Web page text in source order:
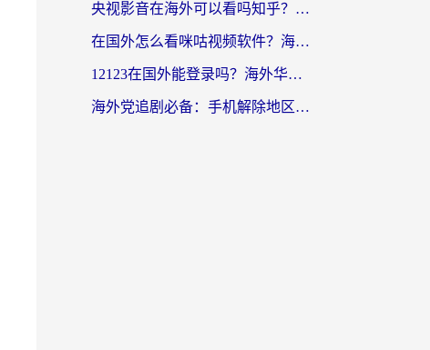
央视影音在海外可以看吗知乎？留学生亲测：3步解决地域限制+追剧自由
在国外怎么看咪咕视频软件？海外党亲测有效的回国加速方案
12123在国外能登录吗？海外华人必看的回国加速实用指南
海外党追剧必备：手机解除地区限制app怎么选？解决央视视频&国内剧地区限制全指南